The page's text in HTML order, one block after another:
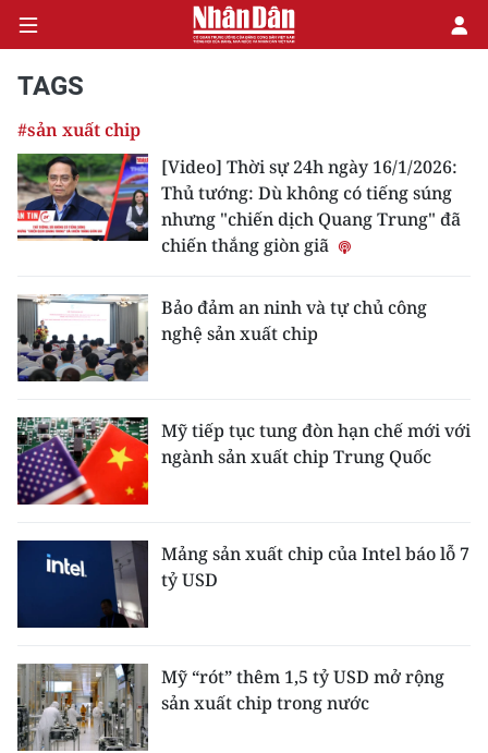
CHÍNH TRỊ
KINH TẾ
XÃ HỘI
PHÁP LUẬT
THẾ GIỚI
GIÁO DỤC
Y TẾ
KHOA HỌC - CÔNG NGHỆ
MÔI TRƯỜNG
TAGS
#sản xuất chip
[Video] Thời sự 24h ngày 16/1/2026:
Thủ tướng: Dù không có tiếng súng
nhưng "chiến dịch Quang Trung" đã
chiến thắng giòn giã
Bảo đảm an ninh và tự chủ công
nghệ sản xuất chip
Mỹ tiếp tục tung đòn hạn chế mới với
ngành sản xuất chip Trung Quốc
Mảng sản xuất chip của Intel báo lỗ 7
tỷ USD
Mỹ “rót” thêm 1,5 tỷ USD mở rộng
sản xuất chip trong nước